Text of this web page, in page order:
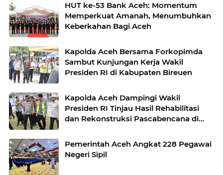
HUT ke-53 Bank Aceh: Momentum
Memperkuat Amanah, Menumbuhkan
Keberkahan Bagi Aceh
Kapolda Aceh Bersama Forkopimda
Sambut Kunjungan Kerja Wakil
Presiden RI di Kabupaten Bireuen
Kapolda Aceh Dampingi Wakil
Presiden RI Tinjau Hasil Rehabilitasi
dan Rekonstruksi Pascabencana di
Pemerintah Aceh Angkat 228 Pegawai
Negeri Sipil